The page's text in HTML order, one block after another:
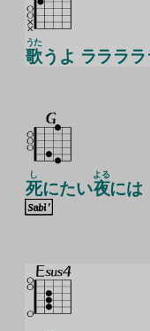
歌
うた
うよ ララララ
死
し
にたい夜
よる
には